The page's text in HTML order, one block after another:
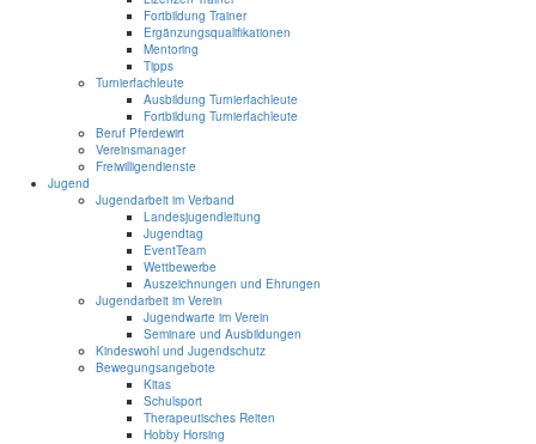
Fortbildung Trainer
Ergänzungsqualifikationen
Mentoring
Tipps
Turnierfachleute
Ausbildung Turnierfachleute
Fortbildung Turnierfachleute
Beruf Pferdewirt
Vereinsmanager
Freiwilligendienste
Jugend
Jugendarbeit im Verband
Landesjugendleitung
Jugendtag
EventTeam
Wettbewerbe
Auszeichnungen und Ehrungen
Jugendarbeit im Verein
Jugendwarte im Verein
Seminare und Ausbildungen
Kindeswohl und Jugendschutz
Bewegungsangebote
Kitas
Schulsport
Therapeutisches Reiten
Hobby Horsing